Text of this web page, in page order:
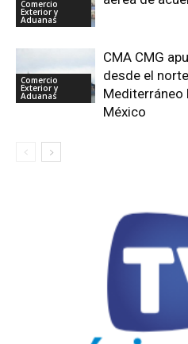
Comercio
Exterior y
Aduanas
Comercio
Exterior y
Aduanas
CMA CMG
desde el
Mediterráneo
México